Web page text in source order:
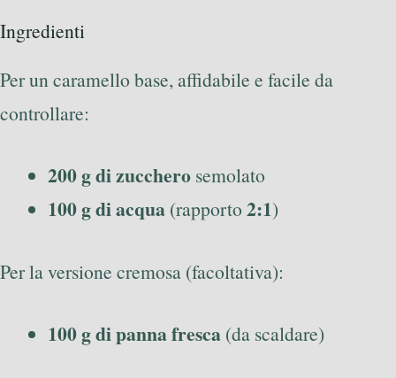
Ingredienti
Per un caramello base, affidabile e facile da
controllare:
200 g di zucchero semolato
100 g di acqua (rapporto 2:1)
Per la versione cremosa (facoltativa):
100 g di panna fresca (da scaldare)